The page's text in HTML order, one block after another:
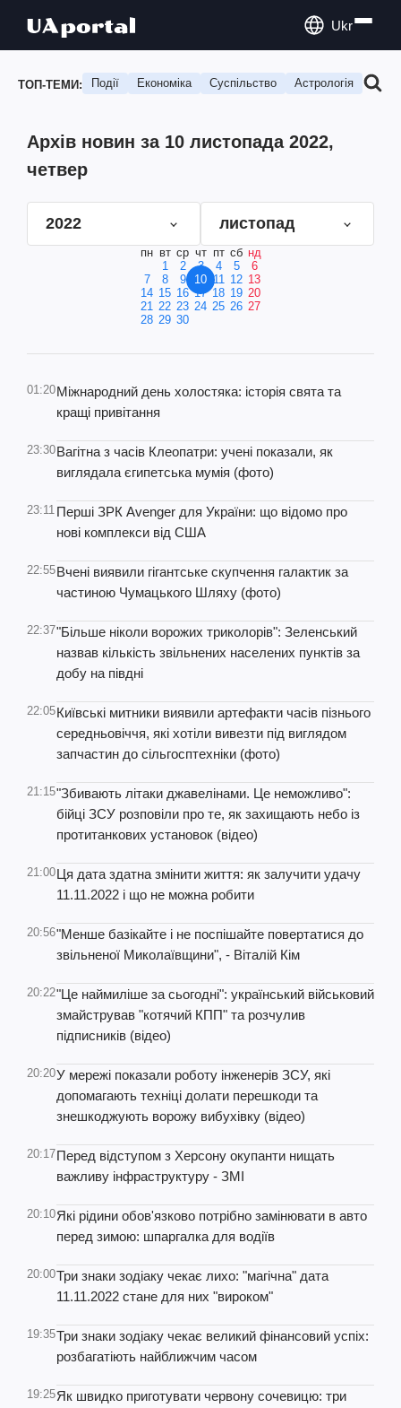
Ukr
ТОП-ТЕМИ: Події Економіка Суспільство Астрологія
Архів новин за 10 листопада 2022,
четвер
2022 листопад
пн вт ср чт пт сб нд
1
2 3 4 5
6
7
8 9 10 11 12 13
14 15 16 17 18 19 20
21 22 23 24 25 26 27
28 29 30
01:20Міжнародний день холостяка: історія свята та
кращі привітання
23:30Вагітна з часів Клеопатри: учені показали, як
виглядала єгипетська мумія (фото)
23:11 Перші ЗРК Avenger для України: що відомо про
нові комплекси від США
22:55Вчені виявили гігантське скупчення галактик за
частиною Чумацького Шляху (фото)
22:37"Більше ніколи ворожих триколорів": Зеленський
назвав кількість звільнених населених пунктів за
добу на півдні
22:05Київські митники виявили артефакти часів пізнього
середньовіччя, які хотіли вивезти під виглядом
запчастин до сільгосптехніки (фото)
21:15"Збивають літаки джавелінами. Це неможливо":
бійці ЗСУ розповіли про те, як захищають небо із
протитанкових установок (відео)
21:00Ця дата здатна змінити життя: як залучити удачу
11.11.2022 і що не можна робити
20:56"Менше базікайте і не поспішайте повертатися до
звільненої Миколаївщини", - Віталій Кім
20:22"Це наймиліше за сьогодні": український військовий
змайстрував "котячий КПП" та розчулив
підписників (відео)
20:20У мережі показали роботу інженерів ЗСУ, які
допомагають техніці долати перешкоди та
знешкоджують ворожу вибухівку (відео)
20:17Перед відступом з Херсону окупанти нищать
важливу інфраструктуру - ЗМІ
20:10Які рідини обов'язково потрібно замінювати в авто
перед зимою: шпаргалка для водіїв
20:00Три знаки зодіаку чекає лихо: "магічна" дата
11.11.2022 стане для них "вироком"
19:35Три знаки зодіаку чекає великий фінансовий успіх:
розбагатіють найближчим часом
19:25Як швидко приготувати червону сочевицю: три